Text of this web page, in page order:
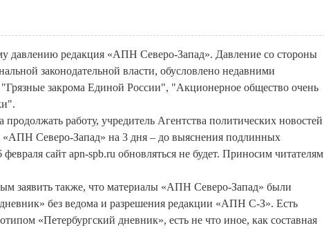
давлению редакция «АПН Северо-Запад». Давление со стороны
законодательной власти, обусловлено недавними
закрома Единой России", "Акционерное общество очень
работу, учредитель Агентства политических новостей
Северо-Запад» на 3 дня – до выяснения подлинных
сайт apn-spb.ru обновляться не будет. Приносим читателям
заявить также, что материалы «АПН Северо-Запад» были
без ведома и разрешения редакции «АПН С-З». Есть
«Петербургский дневник», есть не что иное, как составная